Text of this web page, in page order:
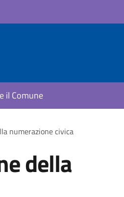
il Comune
numerazione civica
della